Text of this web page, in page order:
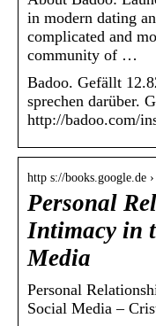
in modern dating
complicated and
community of …
Badoo. Gefällt
sprechen darüber.
http://badoo.com/
http s://books.google.de
Personal
Intimacy in
Media
Personal
Social Media –